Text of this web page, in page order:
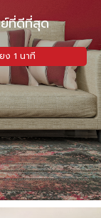
ที่ดีที่สุด
ง 1 นาที